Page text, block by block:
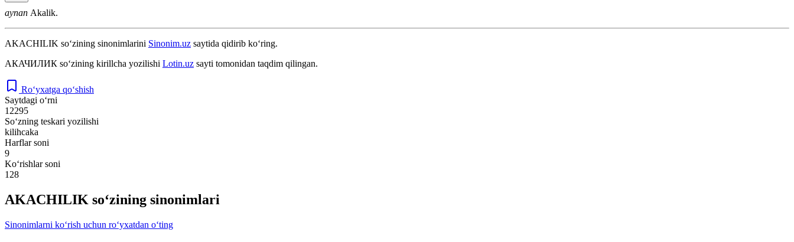
aynan Akalik.
AKACHILIK so‘zining sinonimlarini Sinonim.uz saytida qidirib ko‘ring.
АКАЧИЛИК so‘zining kirillcha yozilishi Lotin.uz sayti tomonidan taqdim qilingan.
Ro‘yxatga qo‘shish
Saytdagi o‘rni
12295
So‘zning teskari yozilishi
kilihcaka
Harflar soni
9
Ko‘rishlar soni
128
AKACHILIK so‘zining sinonimlari
Sinonimlarni ko‘rish uchun ro‘yxatdan o‘ting